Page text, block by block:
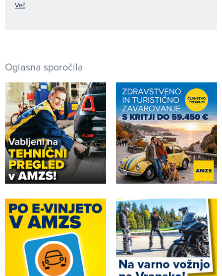
Več
Oglasna sporočila